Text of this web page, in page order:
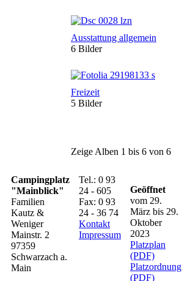
Ausstattung allgemein
6 Bilder
Freizeit
5 Bilder
Zeige Alben 1 bis 6 von 6
Campingplatz
"Mainblick"
Familien
Kautz &
Weniger
Mainstr. 2
97359
Schwarzach a.
Main
Tel.: 0 93
24 - 605
Fax: 0 93
24 - 36 74
Kontakt
Impressum
Geöffnet
vom 29.
März bis 29.
Oktober
2023
Platzplan
(PDF)
Platzordnung
(PDF)